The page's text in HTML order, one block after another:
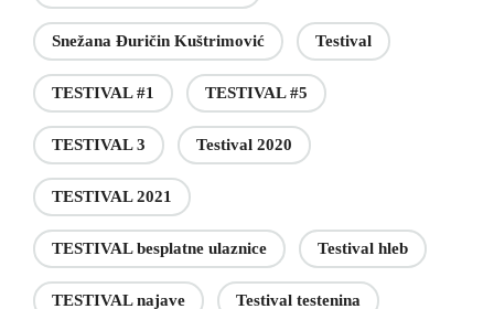
Snežana Đuričin Kuštrimović Testival
TESTIVAL #1 TESTIVAL #5
TESTIVAL 3 Testival 2020
TESTIVAL 2021
TESTIVAL besplatne ulaznice Testival hleb
TESTIVAL najave Testival testenina